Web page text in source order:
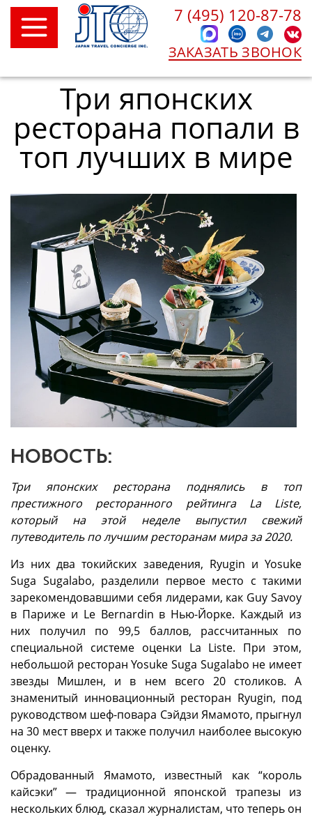
7 (495) 120-87-78
ЗАКАЗАТЬ ЗВОНОК
Три японских
ресторана попали в
топ лучших в мире
НОВОСТЬ:
Три японских ресторана поднялись в топ
престижного ресторанного рейтинга La Liste,
который на этой неделе выпустил свежий
путеводитель по лучшим ресторанам мира за 2020.
Из них два токийских заведения, Ryugin и Yosuke
Suga Sugalabo, разделили первое место с такими
зарекомендовавшими себя лидерами, как Guy Savoy
в Париже и Le Bernardin в Нью-Йорке. Каждый из
них получил по 99,5 баллов, рассчитанных по
специальной системе оценки La Liste. При этом,
небольшой ресторан Yosuke Suga Sugalabo не имеет
звезды Мишлен, и в нем всего 20 столиков. А
знаменитый инновационный ресторан Ryugin, под
руководством шеф-повара Сэйдзи Ямамото, прыгнул
на 30 мест вверх и также получил наиболее высокую
оценку.
Обрадованный Ямамото, известный как “король
кайсэки” — традиционной японской трапезы из
нескольких блюд, сказал журналистам, что теперь он